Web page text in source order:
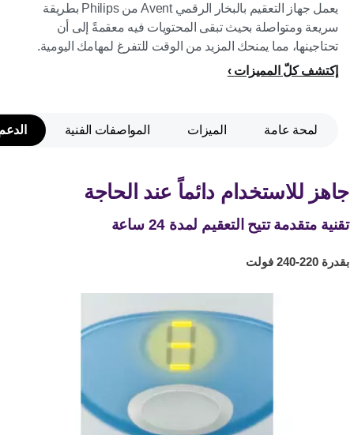
يعمل جهاز التعقيم بالبخار الرقمي Avent من Philips بطريقة
سريعة ومتواصلة بحيث تبقى المحتويات فيه معقمةً إلى أن
تحتاجينها، مما يمنحك المزيد من الوقت للتفرغ لمهامك اليومية.
إكتشف كلّ المميزات
لمحة عامة الميزات المواصفات الفنية
جاهز للاستخدام دائماً عند الحاجة
تقنية متقدمة تتيح التعقيم لمدة 24 ساعة
بقدرة 220-240 فولت